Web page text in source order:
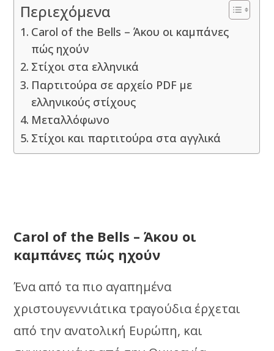
Περιεχόμενα
Carol of the Bells – Άκου οι καμπάνες
πώς ηχούν
Στίχοι στα ελληνικά
Παρτιτούρα σε αρχείο PDF με
ελληνικούς στίχους
Μεταλλόφωνο
Στίχοι και παρτιτούρα στα αγγλικά
Carol of the Bells – Άκου οι
καμπάνες πώς ηχούν
Ένα από τα πιο αγαπημένα
χριστουγεννιάτικα τραγούδια έρχεται
από την ανατολική Ευρώπη, και